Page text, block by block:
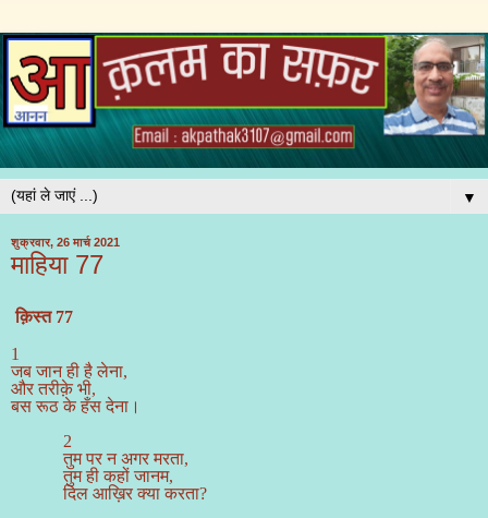
▼
शुक्रवार, 26 मार्च 2021
माहिया 77
क़िस्त 77
1
जब जान ही है लेना,
और तरीक़े भी,
बस रूठ के हँस देना।
2
तुम पर न अगर मरता,
तुम ही कहों जानम,
दिल आख़िर क्या करता?